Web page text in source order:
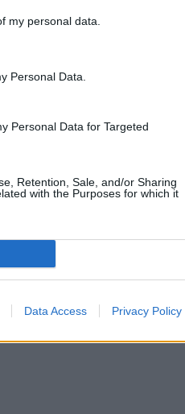
my personal data.
Personal Data.
Personal Data for Targeted
Retention, Sale, and/or Sharing
with the Purposes for which it
Data Access Privacy Policy
01/02/2024 - 10:38